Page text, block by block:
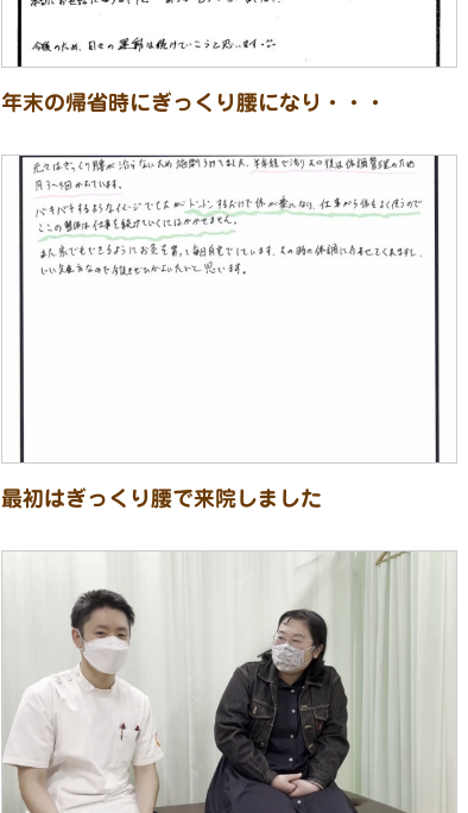
年末の帰省時にぎっくり腰になり・・・
最初はぎっくり腰で来院しました